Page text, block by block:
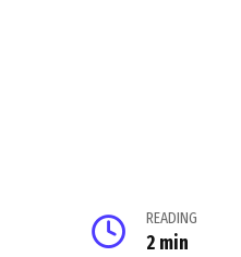
READING
2 min